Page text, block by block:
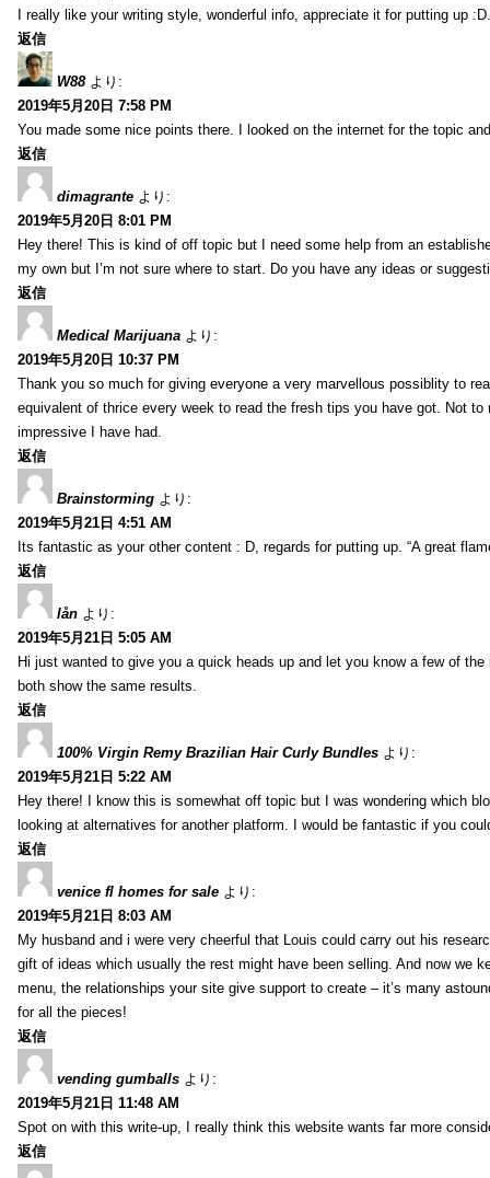
I really like your writing style, wonderful info, appreciate it for putting up
返信
W88 より:
2019年5月20日 7:58 PM
You made some nice points there. I looked on the internet for the topic
返信
dimagrante より:
2019年5月20日 8:01 PM
Hey there! This is kind of off topic but I need some help from an
my own but I’m not sure where to start. Do you have any ideas or
返信
Medical Marijuana より:
2019年5月20日 10:37 PM
Thank you so much for giving everyone a very marvellous possiblity to
equivalent of thrice every week to read the fresh tips you have got. Not
impressive I have had.
返信
Brainstorming より:
2019年5月21日 4:51 AM
Its fantastic as your other content : D, regards for putting up. “A great
返信
lån より:
2019年5月21日 5:05 AM
Hi just wanted to give you a quick heads up and let you know a few of
both show the same results.
返信
100% Virgin Remy Brazilian Hair Curly Bundles より:
2019年5月21日 5:22 AM
Hey there! I know this is somewhat off topic but I was wondering which
looking at alternatives for another platform. I would be fantastic if you
返信
venice fl homes for sale より:
2019年5月21日 8:03 AM
My husband and i were very cheerful that Louis could carry out his
gift of ideas which usually the rest might have been selling. And now we
menu, the relationships your site give support to create – it’s many
for all the pieces!
返信
vending gumballs より:
2019年5月21日 11:48 AM
Spot on with this write-up, I really think this website wants far more
返信